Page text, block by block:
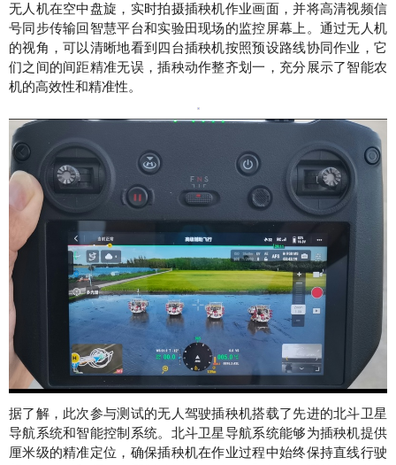
无人机在空中盘旋，实时拍摄插秧机作业画面，并将高清视频信
号同步传输回智慧平台和实验田现场的监控屏幕上。通过无人机
的视角，可以清晰地看到四台插秧机按照预设路线协同作业，它
们之间的间距精准无误，插秧动作整齐划一，充分展示了智能农
机的高效性和精准性。
据了解，此次参与测试的无人驾驶插秧机搭载了先进的北斗卫星
导航系统和智能控制系统。北斗卫星导航系统能够为插秧机提供
厘米级的精准定位，确保插秧机在作业过程中始终保持直线行驶